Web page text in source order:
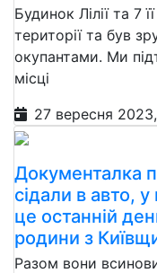
Будинок Лілії та 7
території та був
окупантами. Ми
місці
27 вересня
Документалка
сідали в авто,
це останній
родини з
Разом вони